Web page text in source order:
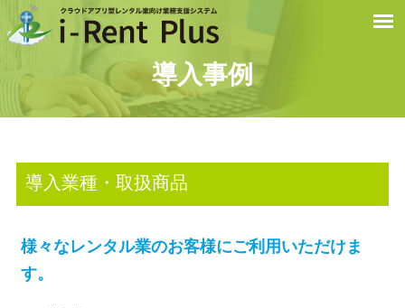
導入事例
導入業種・取扱商品
様々なレンタル業のお客様にご利用いただけま
す。